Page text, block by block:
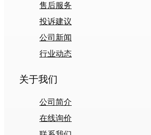
售后服务
投诉建议
公司新闻
行业动态
关于我们
公司简介
在线询价